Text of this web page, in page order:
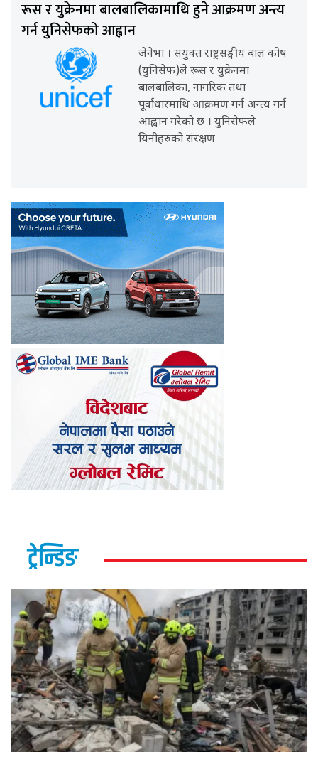
रूस र युक्रेनमा बालबालिकामाथि हुने आक्रमण अन्त्य
गर्न युनिसेफको आह्वान
जेनेभा । संयुक्त राष्ट्रसङ्घीय बाल कोष
(युनिसेफ)ले रूस र युक्रेनमा
बालबालिका, नागरिक तथा
पूर्वाधारमाथि आक्रमण गर्न अन्त्य गर्न
आह्वान गरेको छ । युनिसेफले
यिनीहरुको संरक्षण
ट्रेन्डिङ